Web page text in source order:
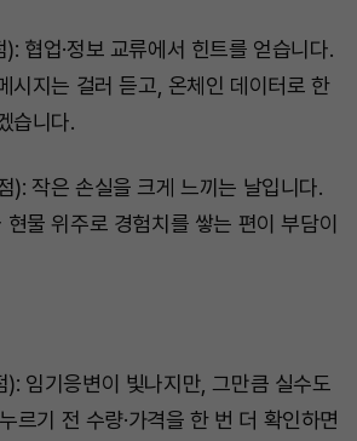
협업·정보 교류에서 힌트를 얻습니다.
시지는 걸러 듣고, 온체인 데이터로 한
습니다.
작은 손실을 크게 느끼는 날입니다.
물 위주로 경험치를 쌓는 편이 부담이
임기응변이 빛나지만, 그만큼 실수도
르기 전 수량·가격을 한 번 더 확인하면